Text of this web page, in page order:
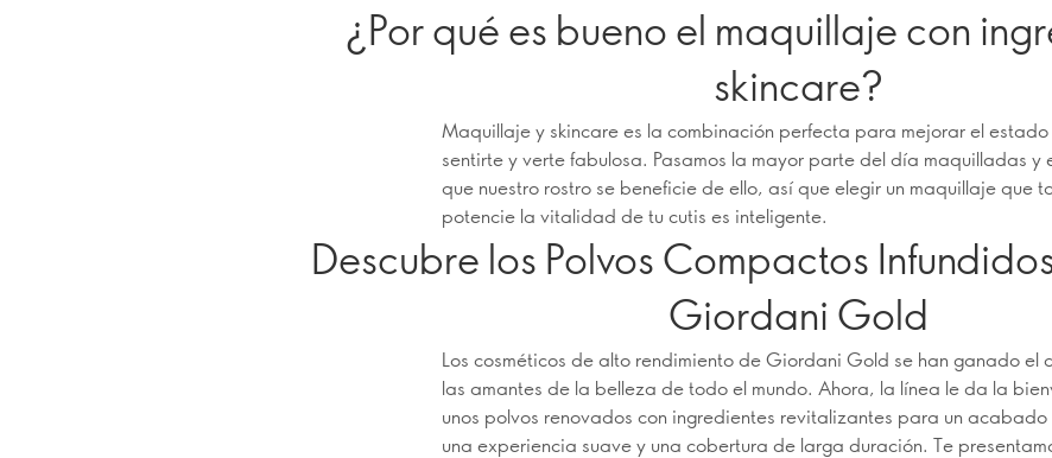
¿Por qué es bueno el maquillaje con
skincare?
Maquillaje y skincare es la combinación perfecta para mejorar el
sentirte y verte fabulosa. Pasamos la mayor parte del día maquilladas y
que nuestro rostro se beneficie de ello, así que elegir un maquillaje que
potencie la vitalidad de tu cutis es inteligente.
Descubre los Polvos Compactos
Giordani Gold
Los cosméticos de alto rendimiento de Giordani Gold se han ganado el
las amantes de la belleza de todo el mundo. Ahora, la línea le da la
unos polvos renovados con ingredientes revitalizantes para un
una experiencia suave y una cobertura de larga duración. Te